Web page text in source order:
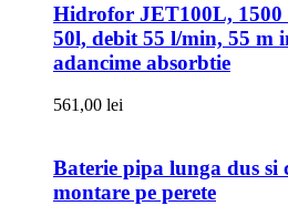
Hidrofor JET100L, 1500
50l, debit 55 l/min, 55 m
adancime absorbtie
561,00 lei
Baterie pipa lunga dus si
montare pe perete